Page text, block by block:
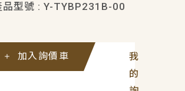
品型號 : Y-TYBP231B-00
我
的
加入詢價車